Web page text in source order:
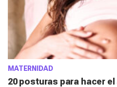
MATERNIDAD
20 posturas para hacer